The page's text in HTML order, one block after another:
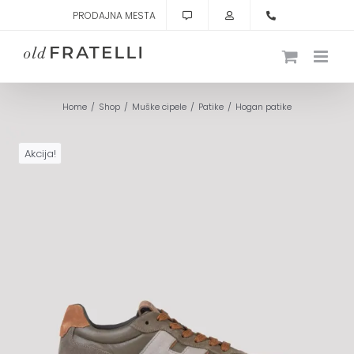
content
PRODAJNA MESTA
Home Shop Muške cipele Patike Hogan patike
Akcija!